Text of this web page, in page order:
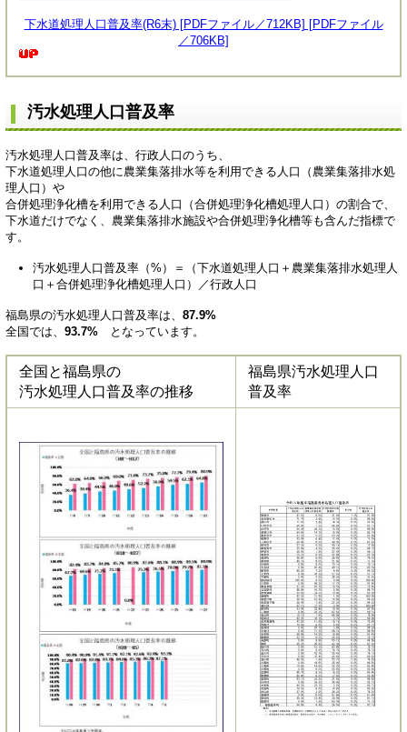
下水道処理人口普及率(R6末) [PDFファイル／712KB] [PDFファイル
／706KB]
汚水処理人口普及率
汚水処理人口普及率は、行政人口のうち、
下水道処理人口の他に農業集落排水等を利用できる人口（農業集落排水処
理人口）や
合併処理浄化槽を利用できる人口（合併処理浄化槽処理人口）の割合で、
下水道だけでなく、農業集落排水施設や合併処理浄化槽等も含んだ指標で
す。
汚水処理人口普及率（%）＝（下水道処理人口＋農業集落排水処理人
口＋合併処理浄化槽処理人口）／行政人口
福島県の汚水処理人口普及率は、 87.9%
全国では、 93.7% となっています。
全国と福島県の
汚水処理人口普及率の推移
福島県汚水処理人口
普及率